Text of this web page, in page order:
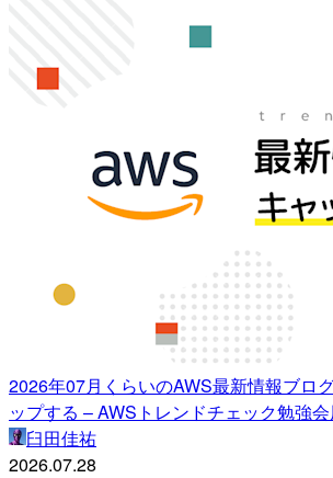
2026年07月くらいのAWS最新情報ブロ
ップする – AWSトレンドチェック勉強
臼田佳祐
2026.07.28